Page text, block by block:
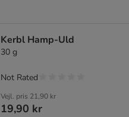
Kerbl Hamp-Uld
30 g
Vejl. pris 21,90 kr
19,90 kr
Not Rated